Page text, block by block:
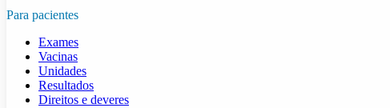
Para pacientes
Exames
Vacinas
Unidades
Resultados
Direitos e deveres